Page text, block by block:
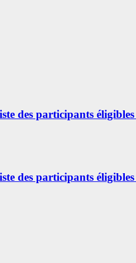
des participants
des participants